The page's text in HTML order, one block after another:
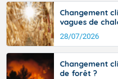
Changement
vagues de
28/07/2026
Changement
de forêt ?